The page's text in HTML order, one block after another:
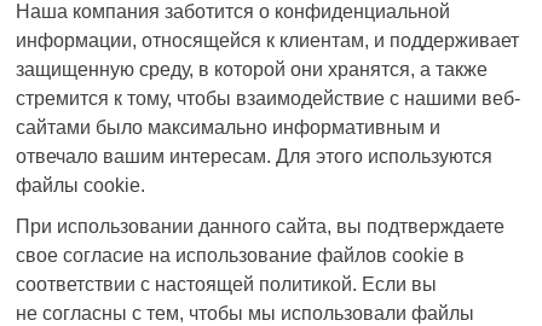
Наша компания заботится о конфиденциальной
информации, относящейся к клиентам, и поддерживает
защищенную среду, в которой они хранятся, а также
стремится к тому, чтобы взаимодействие с нашими веб-
сайтами было максимально информативным и
отвечало вашим интересам. Для этого используются
файлыcookie.
При использовании данного сайта, вы подтверждаете
свое согласие на использование файловcookie в
соответствии с настоящей политикой. Если вы
не согласны с тем, чтобы мы использовали файлы